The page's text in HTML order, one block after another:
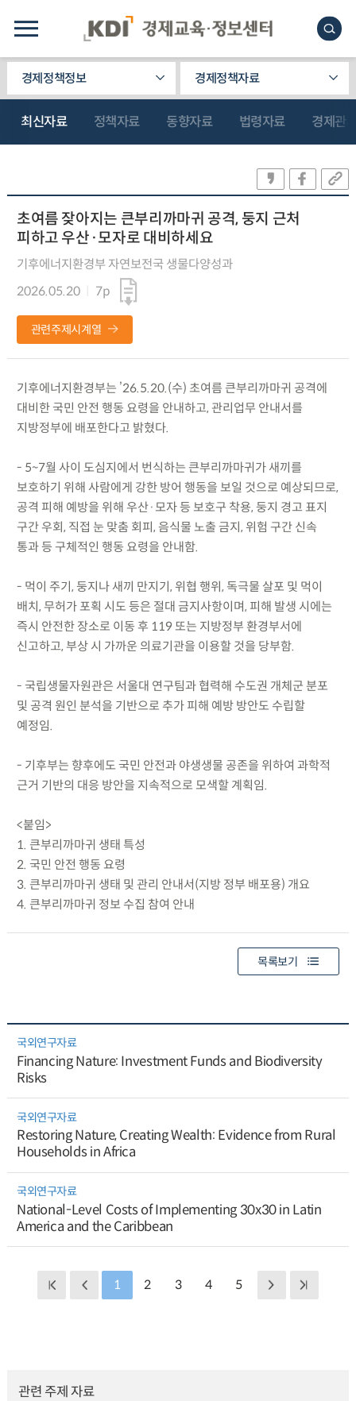
경제정책정보 경제정책자료
최신자료 정책자료 동향자료 법령자료 경제관
초여름 잦아지는 큰부리까마귀 공격, 둥지 근처
피하고 우산·모자로 대비하세요
기후에너지환경부 자연보전국 생물다양성과
2026.05.20
7p
관련주제시계열
기후에너지환경부는 ’26.5.20.(수) 초여름 큰부리까마귀 공격에
대비한 국민 안전 행동 요령을 안내하고, 관리업무 안내서를
지방정부에 배포한다고 밝혔다.
- 5~7월 사이 도심지에서 번식하는 큰부리까마귀가 새끼를
보호하기 위해 사람에게 강한 방어 행동을 보일 것으로 예상되므로,
공격 피해 예방을 위해 우산·모자 등 보호구 착용, 둥지 경고 표지
구간 우회, 직접 눈 맞춤 회피, 음식물 노출 금지, 위험 구간 신속
통과 등 구체적인 행동 요령을 안내함.
- 먹이 주기, 둥지나 새끼 만지기, 위협 행위, 독극물 살포 및 먹이
배치, 무허가 포획 시도 등은 절대 금지사항이며, 피해 발생 시에는
즉시 안전한 장소로 이동 후 119 또는 지방정부 환경부서에
신고하고, 부상 시 가까운 의료기관을 이용할 것을 당부함.
- 국립생물자원관은 서울대 연구팀과 협력해 수도권 개체군 분포
및 공격 원인 분석을 기반으로 추가 피해 예방 방안도 수립할
예정임.
- 기후부는 향후에도 국민 안전과 야생생물 공존을 위하여 과학적
근거 기반의 대응 방안을 지속적으로 모색할 계획임.
<붙임>
1. 큰부리까마귀 생태 특성
2. 국민 안전 행동 요령
3. 큰부리까마귀 생태 및 관리 안내서(지방 정부 배포용) 개요
4. 큰부리까마귀 정보 수집 참여 안내
목록보기
국외연구자료
Financing Nature: Investment Funds and Biodiversity
Risks
국외연구자료
Restoring Nature, Creating Wealth: Evidence from Rural
Households in Africa
국외연구자료
National-Level Costs of Implementing 30x30 in Latin
America and the Caribbean
1 2 3 4 5
관련 주제 자료